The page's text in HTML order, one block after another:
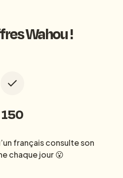
Wahou !
150
français consulte son
chaque jour 😮